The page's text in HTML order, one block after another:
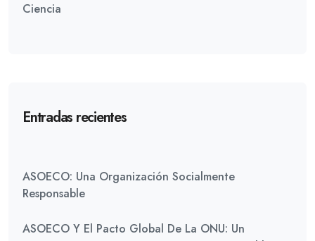
Ciencia
Entradas recientes
ASOECO: Una Organización Socialmente
Responsable
ASOECO Y El Pacto Global De La ONU: Un